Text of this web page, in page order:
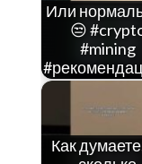
Или
😒
#mining
Как